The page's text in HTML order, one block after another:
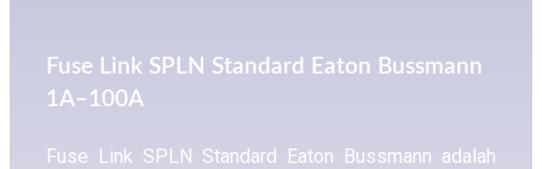
Fuse Link SPLN Standard Eaton Bussmann
1A–100A
Fuse Link SPLN Standard Eaton Bussmann adalah